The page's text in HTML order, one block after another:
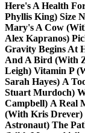
Here's A Health
Phyllis King) Size
Mary's A Cow
Alex Kapranos)
Gravity Begins At
And A Bird (With
Leigh) Vitamin P
Sarah Hayes) A
Stuart Murdoch)
Campbell) A Real
(With Kris Drever)
Astronaut) The